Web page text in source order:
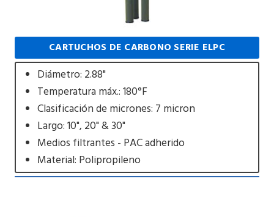
CARTUCHOS DE CARBONO SERIE ELPC
Diámetro: 2.88"
Temperatura máx.: 180°F
Clasificación de micrones: 7 micron
Largo: 10", 20" & 30"
Medios filtrantes - PAC adherido
Material: Polipropileno